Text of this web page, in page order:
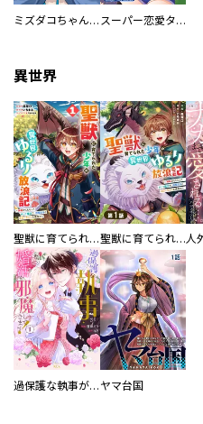
ミズダコちゃんからは逃げられない！ スーパー恋愛タイム！～現場でドＳな彼女は自宅でデレる～
異世界
聖獣に育てられた少年の異世界ゆるり放浪記～神様からもらったチート魔法で、仲間たちとスローライフを満喫中～ 聖獣に育てられた少年の異世界ゆるり放浪記～神様からもらったチート魔法で、仲間たちとスローライフを満喫中～【分冊版】
過保護な執事が私の婚活を邪魔してきます！ ヤマ台国